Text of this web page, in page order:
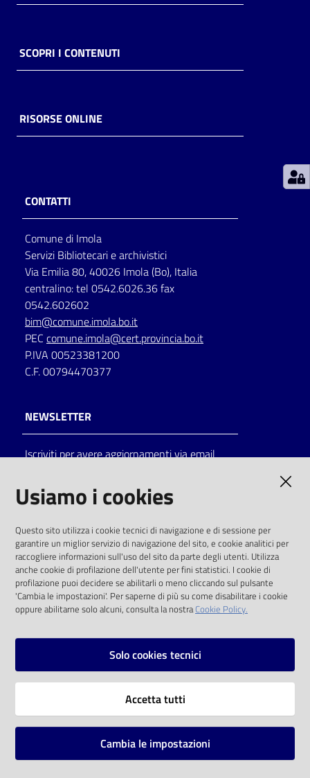
Casa
Piani
storico
per
lettura
Seguici
su
Catalogo
on line
Eventi
Chiedi al
bibliotecario
SCOPRI I CONTENUTI
RISORSE ONLINE
CONTATTI
Comune di Imola
Servizi Bibliotecari e archivistici
Via Emilia 80, 40026 Imola (Bo), Italia
centralino: tel 0542.6026.36 fax
0542.602602
bim@comune.imola.bo.it
PEC comune.imola@cert.provincia.bo.it
P.IVA 00523381200
C.F. 00794470377
NEWSLETTER
Iscriviti per avere aggiornamenti via email
solo alle condizioni previste dalla direttiva
comunitaria 2003/98/CE e dal d.lgs. 36/2006
SOCIAL
Instagram
Vai alla pagina
Mappa del sito
Usiamo i cookies
Questo sito utilizza i cookie tecnici di navigazione e di sessione per
garantire un miglior servizio di navigazione del sito, e cookie analitici per
raccogliere informazioni sull'uso del sito da parte degli utenti. Utilizza
anche cookie di profilazione dell'utente per fini statistici. I cookie di
profilazione puoi decidere se abilitarli o meno cliccando sul pulsante
'Cambia le impostazioni'. Per saperne di più su come disabilitare i cookie
oppure abilitarne solo alcuni, consulta la nostraCookie Policy.
Solo cookies tecnici
Accetta tutti
Cambia le impostazioni